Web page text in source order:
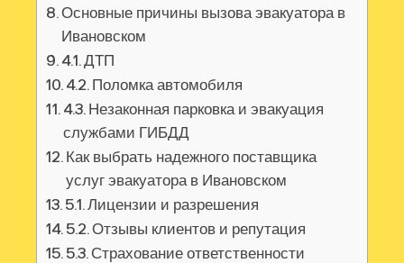
Основные причины вызова эвакуатора в
Ивановском
4.1. ДТП
4.2. Поломка автомобиля
4.3. Незаконная парковка и эвакуация
службами ГИБДД
Как выбрать надежного поставщика
услуг эвакуатора в Ивановском
5.1. Лицензии и разрешения
5.2. Отзывы клиентов и репутация
5.3. Страхование ответственности